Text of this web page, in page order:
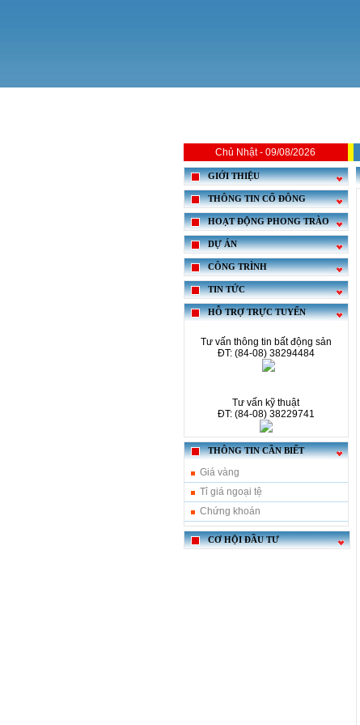
Chủ Nhật - 09/08/2026
GIỚI THIỆU
THÔNG TIN CỔ ĐÔNG
HOẠT ĐỘNG PHONG TRÀO
DỰ ÁN
CÔNG TRÌNH
TIN TỨC
HỖ TRỢ TRỰC TUYẾN
Tư vấn thông tin bất động sản
ĐT: (84-08) 38294484
Tư vấn kỹ thuật
ĐT: (84-08) 38229741
THÔNG TIN CẦN BIẾT
Giá vàng
Tỉ giá ngoại tệ
Chứng khoán
CƠ HỘI ĐẦU TƯ